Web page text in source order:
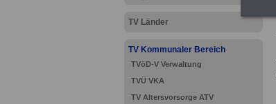
TV Länder
TV Kommunaler Bereich
TVöD-V Verwaltung
TVÜ VKA
TV Altersvorsorge ATV